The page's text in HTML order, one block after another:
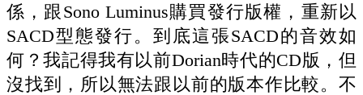
係，跟Sono Luminus購買發行版權，重新以
SACD型態發行。到底這張SACD的音效如
何？我記得我有以前Dorian時代的CD版，但
沒找到，所以無法跟以前的版本作比較。不